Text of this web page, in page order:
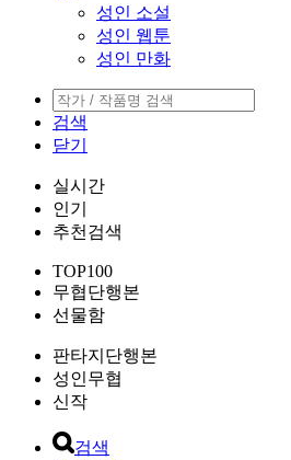
성인 소설
성인 웹툰
성인 만화
검색
닫기
실시간
인기
추천검색
TOP100
무협단행본
선물함
판타지단행본
성인무협
신작
검색